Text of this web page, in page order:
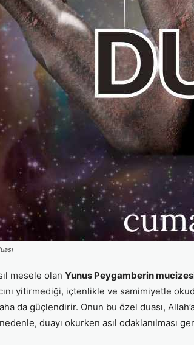
mesele olan Yunus Peygamberin
yitirmediği, içtenlikle ve samimiyetle
da güçlendirir. Onun bu özel duası,
duayı okurken asıl odaklanılması